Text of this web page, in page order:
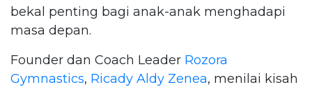
bekal penting bagi anak-anak menghadapi
masa depan.
Founder dan Coach Leader Rozora
Gymnastics, Ricady Aldy Zenea, menilai kisah